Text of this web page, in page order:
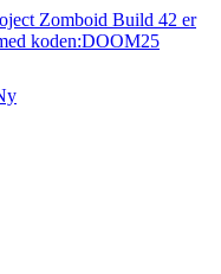
Zomboid Build 42 er
koden:DOOM25